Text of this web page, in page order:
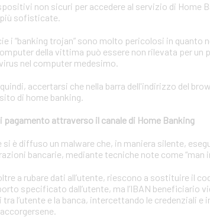
non sicuri per accedere al servizio di Home
sofisticate.
i “banking trojan” sono molto pericolosi in
della vittima può essere non rilevata per un
nel computer medesimo.
accertarsi che nella barra dell'indirizzo del
di home banking.
pagamento attraverso il canale di Home Banking
si è diffuso un malware che, in maniera silente,
bancarie, mediante tecniche note come “man
a rubare dati all’utente, riescono a sostituire il
specificato dall’utente, ma l’IBAN beneficiario
l’utente e la banca, intercettando le credenziali e